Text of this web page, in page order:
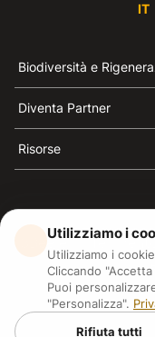
IT
Biodiversità e
Diventa Partner
Risorse
3Bee è il
api
3Bee S.R.L
3Bee GmbHSede
Utilizziamo i
Utilizziamo i
Cliccando
Puoi
"Personalizza".
Rifiuta tutti